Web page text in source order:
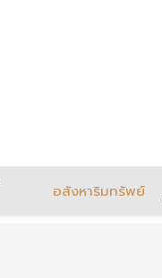
อสังหาริมทรัพย์